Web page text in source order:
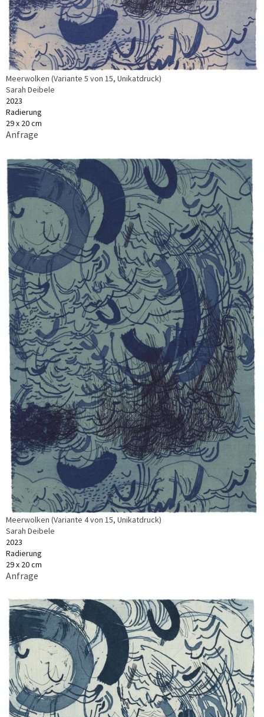
Meerwolken (Variante 5 von 15, Unikatdruck)
Sarah Deibele
2023
Radierung
29 x 20 cm
Anfrage
Meerwolken (Variante 4 von 15, Unikatdruck)
Sarah Deibele
2023
Radierung
29 x 20 cm
Anfrage